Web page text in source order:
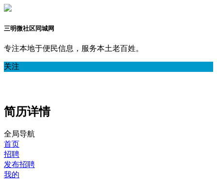
三明微社区同城网
专注本地于便民信息，服务本土老百姓。
关注
简历详情
全局导航
首页
招聘
发布招聘
我的